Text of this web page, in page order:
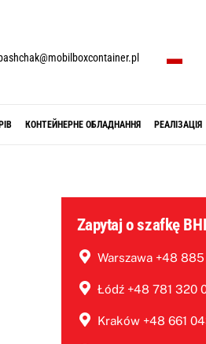
КОНТЕЙНЕРНЕ ОБЛАДНАННЯ РЕАЛІЗАЦІЯ
P
Zapytaj o szafkę
Warszawa +48
Łódź +48 781 320
Kraków +48 661